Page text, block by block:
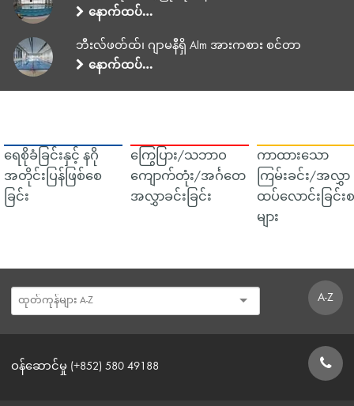
နောက်ထပ်…
ဘီးလ်ဖတ်ထ်၊ ဂျာမနီရှိ Alm အားကစား စင်တာ
နောက်ထပ်…
ရေစိုခံခြင်းနှင့် နဂို
အတိုင်းပြန်ဖြစ်စေ
ခြင်း
ကြွေပြား/သဘာဝ
ကျောက်တုံး/အင်္ဂတေ
အလွှာခင်းခြင်း
ကာထားသော
ကြမ်းခင်း/အလွှာ
ထပ်လောင်းခြင်း
များ
A-Z
ဝန်ဆောင်မှု (+852) 580 49188